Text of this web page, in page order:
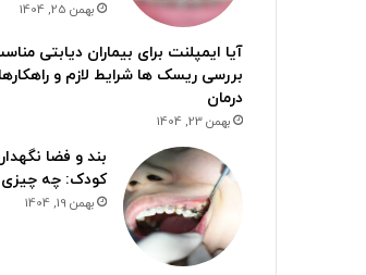
بهمن 25, 1404
آیا ایمپلنت برای بیماران دیابتی
بررسی ریسک ها شرایط لازم و
درمان
بهمن 23, 1404
بند و فضا
کودک: چه چیزی
بهمن 19, 1404